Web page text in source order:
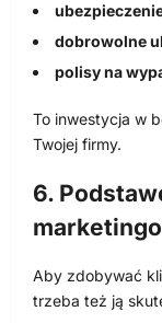
dobrowolne
polisy na
To inwestycja w
Twojej firmy.
6.
Aby zdobywać
trzeba też ją